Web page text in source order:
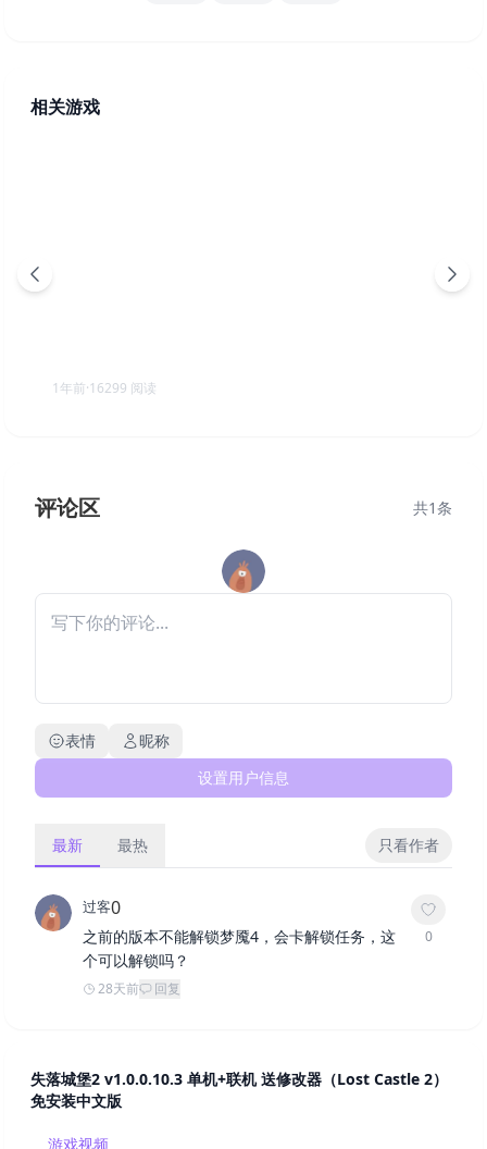
相关游戏
1年前·16299 阅读
评论区 共1条
表情
昵称
设置用户信息
最新 最热 只看作者
过客0
之前的版本不能解锁梦魇4，会卡解锁任务，这
个可以解锁吗？
28天前 回复
0
失落城堡2 v1.0.0.10.3 单机+联机 送修改器（Lost Castle 2）
免安装中文版
游戏视频